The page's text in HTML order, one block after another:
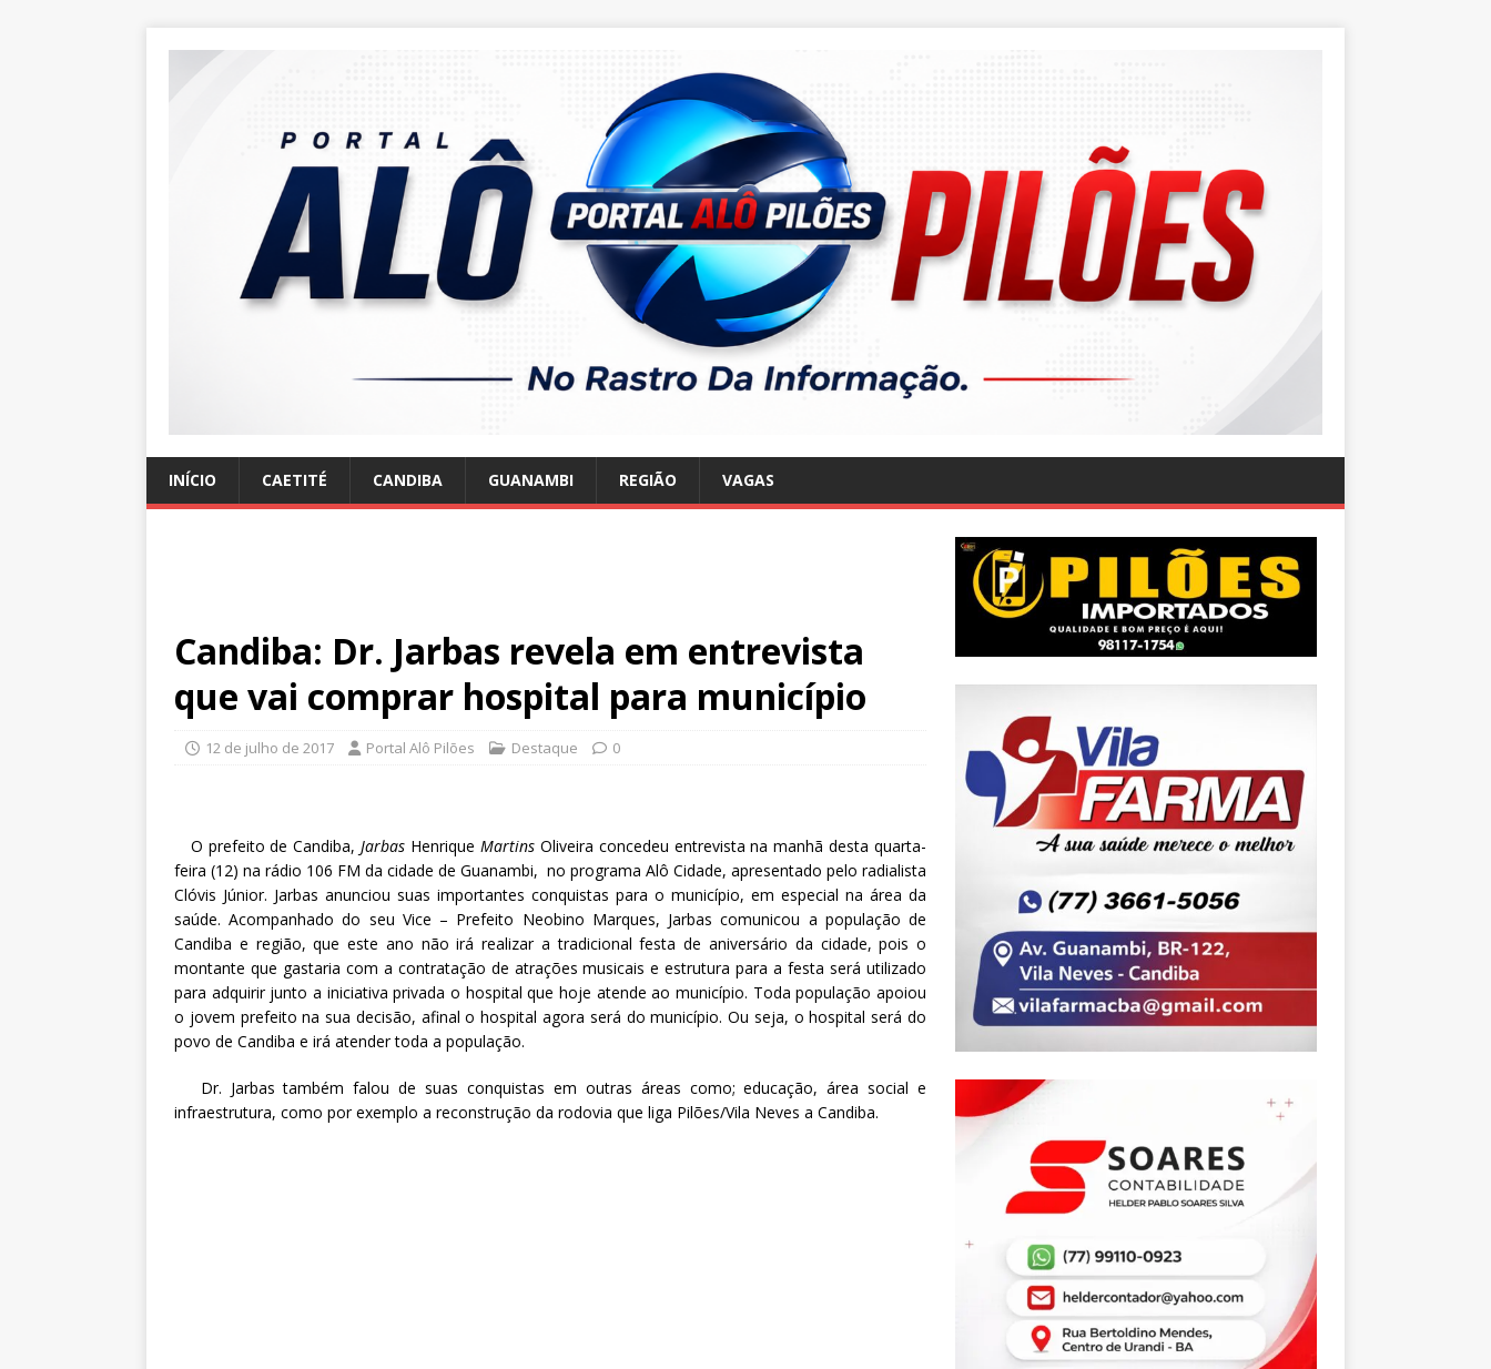
INÍCIO CAETITÉ CANDIBA GUANAMBI REGIÃO VAGAS
Candiba: Dr. Jarbas revela em entrevista
que vai comprar hospital para município
12 de julho de 2017 Portal Alô Pilões Destaque 0
O prefeito de Candiba,Jarbas Henrique MartinsOliveira concedeu entrevista na manhã desta quarta-
feira (12) na rádio 106 FM da cidade de Guanambi, no programa Alô Cidade, apresentado pelo radialista
Clóvis Júnior. Jarbas anunciou suas importantes conquistas para o município, em especial na área da
saúde. Acompanhado do seu Vice – Prefeito Neobino Marques, Jarbas comunicou a população de
Candiba e região, que este ano não irá realizar a tradicional festa de aniversário da cidade, pois o
montante que gastaria com a contratação de atrações musicais e estrutura para a festa será utilizado
para adquirir junto a iniciativa privada o hospital que hoje atende ao município. Toda população apoiou
o jovem prefeito na sua decisão, afinal o hospital agora será do município. Ou seja, o hospital será do
povo de Candiba e irá atender toda a população.
Dr. Jarbas também falou de suas conquistas em outras áreas como; educação, área social e
infraestrutura, como por exemplo a reconstrução da rodovia que liga Pilões/Vila Neves a Candiba.